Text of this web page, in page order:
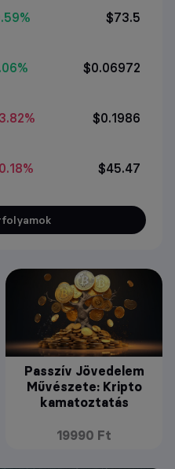
$73.5
$0.06972
$0.1986
$45.47
Passzív Jövedelem
Művészete: Kripto
kamatoztatás
19990 Ft